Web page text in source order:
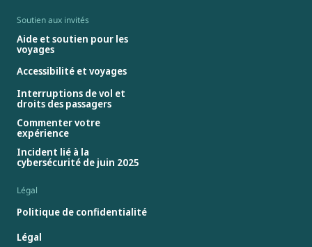
Soutien aux invités
Aide et soutien pour les
voyages
Accessibilité et voyages
Interruptions de vol et
droits des passagers
Commenter votre
expérience
Incident lié à la
cybersécurité de juin 2025
Légal
Politique de confidentialité
Légal